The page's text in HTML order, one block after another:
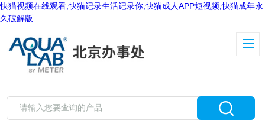
快猫视频在线观看,快猫记录生活记录你,快猫成人APP短视频,快猫成年永
久破解版